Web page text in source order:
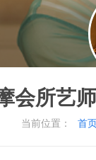
会所艺
当前位置： 首